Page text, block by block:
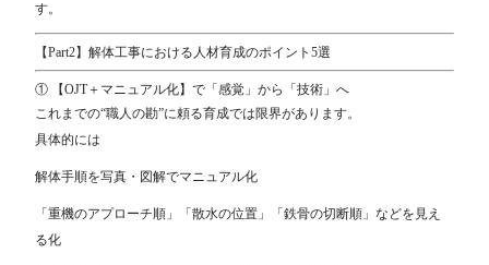
す。
【Part2】解体工事における人材育成のポイント5選
① 【OJT＋マニュアル化】で「感覚」から「技術」へ
これまでの“職人の勘”に頼る育成では限界があります。
具体的には
解体手順を写真・図解でマニュアル化
「重機のアプローチ順」「散水の位置」「鉄骨の切断順」などを見え
る化